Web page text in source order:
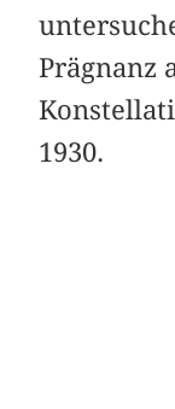
Prägnanz
1930.